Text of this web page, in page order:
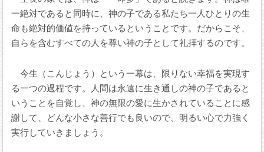
一絶対であると同時に、神の子である私たち一人ひとりの生
命も絶対的価値を持っているということです。だからこそ、
自らを含むすべての人を尊い神の子として礼拝するのです。
今生（こんじょう）という一幕は、限りない幸福を実現す
る一つの過程です。人間は永遠に生き通しの神の子であると
いうことを自覚し、神の無限の愛に生かされていることに感
謝して、どんな小さな善行でも良いので、明るい心で力強く
実行していきましょう。